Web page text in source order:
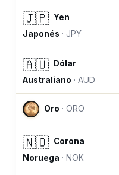
🇯🇵 Yen
Japonés · JPY
🇦🇺
Dólar
Australiano ·AUD
Oro ·ORO
🇳🇴 Corona
Noruega · NOK